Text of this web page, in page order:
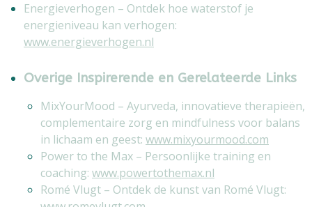
Energieverhogen – Ontdek hoe waterstof je
energieniveau kan verhogen:
www.energieverhogen.nl
Overige Inspirerende en Gerelateerde Links
MixYourMood – Ayurveda, innovatieve therapieën,
complementaire zorg en mindfulness voor balans
in lichaam en geest: www.mixyourmood.com
Power to the Max – Persoonlijke training en
coaching: www.powertothemax.nl
Romé Vlugt – Ontdek de kunst van Romé Vlugt: